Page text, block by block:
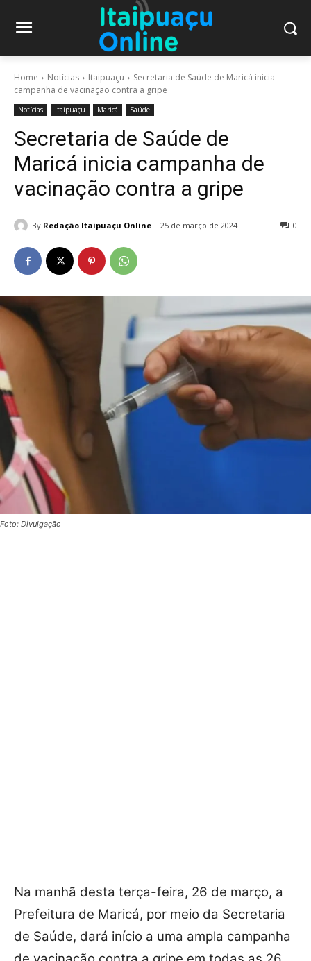
Home Notícias Itaipuaçu
Secretaria de Saúde de Maricá inicia
campanha de vacinação contra a gripe
Notícias Itaipuaçu Maricá Saúde
Secretaria de Saúde de
Maricá inicia campanha de
vacinação contra a gripe
By Redação Itaipuaçu Online 25 de março de 2024 0
Foto: Divulgação
Na manhã desta terça-feira, 26 de março, a
Prefeitura de Maricá, por meio da Secretaria
de Saúde, dará início a uma ampla campanha